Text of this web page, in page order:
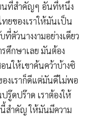
นที่สำคัญๆ อันที่หนึ่ง
ยของเราให้มันเป็น
ตัวนางงามอย่างเดียว
ศึกษาเลย มันต้อง
นให้เขาค้นคว้าบ้างซิ
องเราก็ดีแต่มันดีไม่พอ
ดปร๊าด เราต้องให้
สำคัญ ให้มันมีความ